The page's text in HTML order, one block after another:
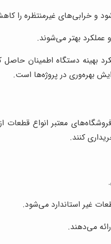
و خرابی‌های غیرمنتظره را
عملکرد بهتر می‌شوند.
بهینه دستگاه اطمینان
بهره‌وری در پروژه‌ها است.
معتبر انواع قطعات
کنند.
غیر استاندارد می‌شود.
می‌دهند.